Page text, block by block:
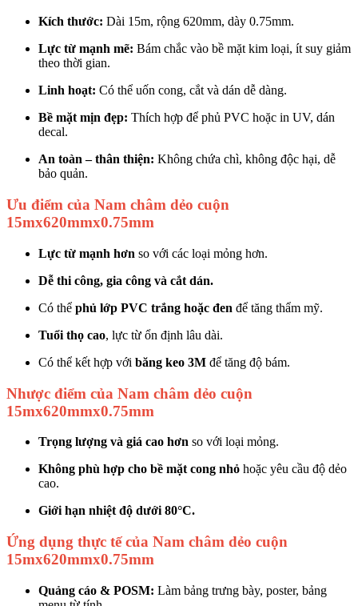
Kích thước: Dài 15m, rộng 620mm, dày 0.75mm.
Lực từ mạnh mẽ: Bám chắc vào bề mặt kim loại, ít suy giảm
theo thời gian.
Linh hoạt: Có thể uốn cong, cắt và dán dễ dàng.
Bề mặt mịn đẹp: Thích hợp để phủ PVC hoặc in UV, dán
decal.
An toàn – thân thiện: Không chứa chì, không độc hại, dễ
bảo quản.
Ưu điểm của Nam châm dẻo cuộn
15mx620mmx0.75mm
Lực từ mạnh hơn so với các loại mỏng hơn.
Dễ thi công, gia công và cắt dán.
Có thể phủ lớp PVC trắng hoặc đen để tăng thẩm mỹ.
Tuổi thọ cao, lực từ ổn định lâu dài.
Có thể kết hợp với băng keo 3M để tăng độ bám.
Nhược điểm của Nam châm dẻo cuộn
15mx620mmx0.75mm
Trọng lượng và giá cao hơn so với loại mỏng.
Không phù hợp cho bề mặt cong nhỏ hoặc yêu cầu độ dẻo
cao.
Giới hạn nhiệt độ dưới 80°C.
Ứng dụng thực tế của Nam châm dẻo cuộn
15mx620mmx0.75mm
Quảng cáo & POSM: Làm bảng trưng bày, poster, bảng